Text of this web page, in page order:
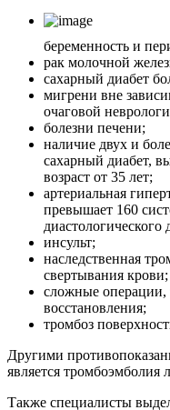
беременность и
рак молочной
сахарный диабет
мигрени вне
очаговой
болезни печени;
наличие двух и
сахарный диабет,
возраст от 35 лет;
артериальная
превышает 160
диастологического
инсульт;
наследственная
свертывания крови;
сложные операции,
восстановления;
тромбоз
Другими
является тромбоэмболия
Также специалисты